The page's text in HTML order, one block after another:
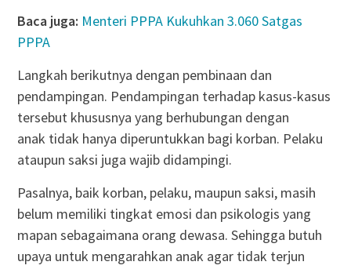
Baca juga: Menteri PPPA Kukuhkan 3.060 Satgas
PPPA
Langkah berikutnya dengan pembinaan dan
pendampingan. Pendampingan terhadap kasus-kasus
tersebut khususnya yang berhubungan dengan
anak tidak hanya diperuntukkan bagi korban. Pelaku
ataupun saksi juga wajib didampingi.
Pasalnya, baik korban, pelaku, maupun saksi, masih
belum memiliki tingkat emosi dan psikologis yang
mapan sebagaimana orang dewasa. Sehingga butuh
upaya untuk mengarahkan anak agar tidak terjun